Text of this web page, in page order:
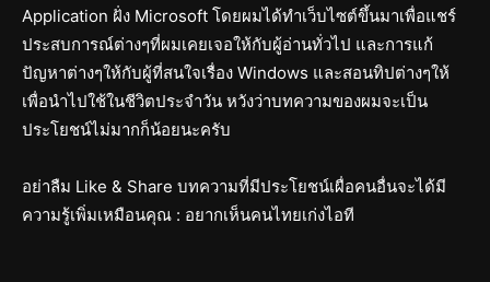
Application ฝั่ง Microsoft โดยผมได้ทำเว็บไซต์ขึ้นมาเพื่อแชร์
ประสบการณ์ต่างๆที่ผมเคยเจอให้กับผู้อ่านทั่วไป และการแก้
ปัญหาต่างๆให้กับผู้ที่สนใจเรื่อง Windows และสอนทิปต่างๆให้
เพื่อนำไปใช้ในชีวิตประจำวัน หวังว่าบทความของผมจะเป็น
ประโยชน์ไม่มากก็น้อยนะครับ
อย่าลืม Like & Share บทความที่มีประโยชน์เผื่อคนอื่นจะได้มี
ความรู้เพิ่มเหมือนคุณ : อยากเห็นคนไทยเก่งไอที